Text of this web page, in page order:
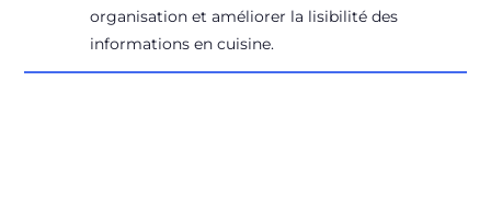
organisation et améliorer la lisibilité des
informations en cuisine.